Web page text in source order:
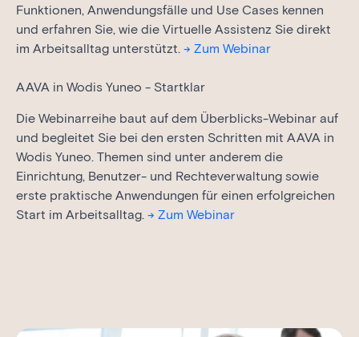
Funktionen, Anwendungsfälle und Use Cases kennen
und erfahren Sie, wie die Virtuelle Assistenz Sie direkt
im Arbeitsalltag unterstützt. → Zum Webinar
AAVA in Wodis Yuneo - Startklar
Die Webinarreihe baut auf dem Überblicks-Webinar auf
und begleitet Sie bei den ersten Schritten mit AAVA in
Wodis Yuneo. Themen sind unter anderem die
Einrichtung, Benutzer- und Rechteverwaltung sowie
erste praktische Anwendungen für einen erfolgreichen
Start im Arbeitsalltag. → Zum Webinar